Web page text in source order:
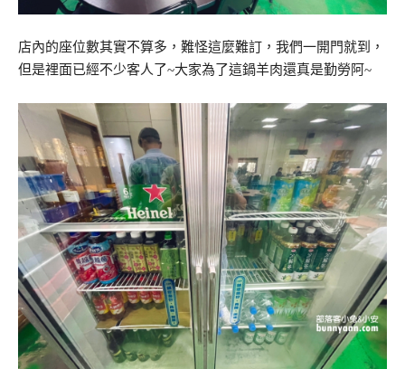
店內的座位數其實不算多，難怪這麼難訂，我們一開門就到，
但是裡面已經不少客人了~大家為了這鍋羊肉還真是勤勞阿~